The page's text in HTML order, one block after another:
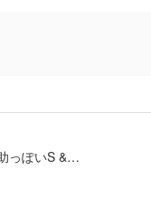
っぽいS &…